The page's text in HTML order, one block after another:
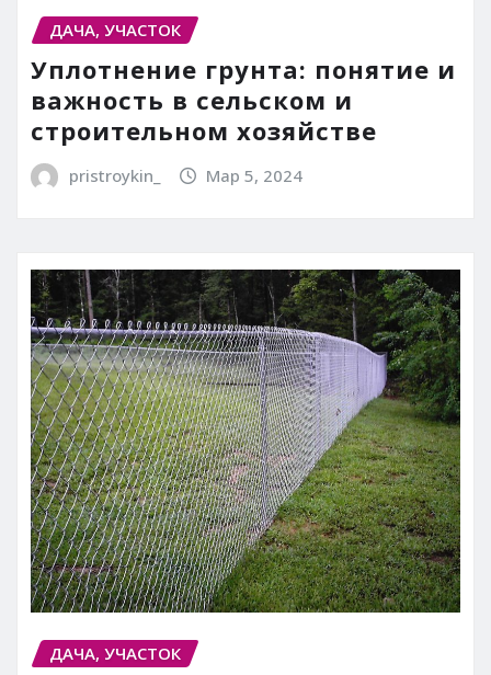
ДАЧА, УЧАСТОК
Уплотнение грунта: понятие и
важность в сельском и
строительном хозяйстве
pristroykin_ Мар 5, 2024
ДАЧА, УЧАСТОК